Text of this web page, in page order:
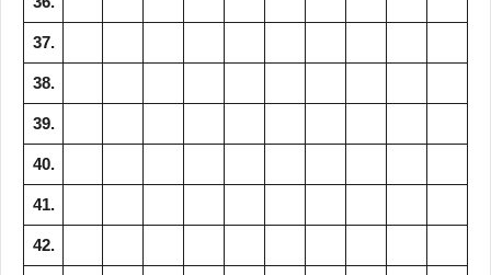
37.
38.
39.
40.
41.
42.